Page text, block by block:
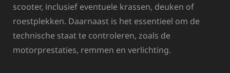
scooter, inclusief eventuele krassen, deuken of
roestplekken. Daarnaast is het essentieel om de
technische staat te controleren, zoals de
motorprestaties, remmen en verlichting.